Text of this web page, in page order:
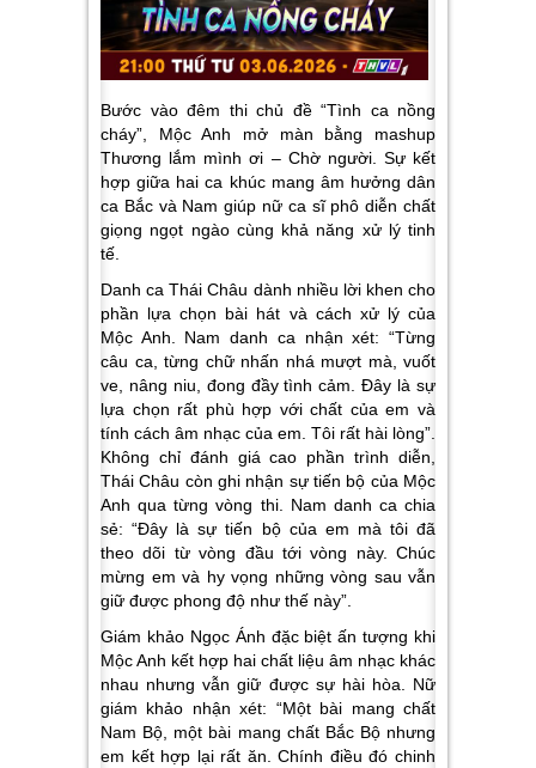
Bước vào đêm thi chủ đề “Tình ca nồng
cháy”, Mộc Anh mở màn bằng mashup
Thương lắm mình ơi – Chờ người. Sự kết
hợp giữa hai ca khúc mang âm hưởng dân
ca Bắc và Nam giúp nữ ca sĩ phô diễn chất
giọng ngọt ngào cùng khả năng xử lý tinh
tế.
Danh ca Thái Châu dành nhiều lời khen cho
phần lựa chọn bài hát và cách xử lý của
Mộc Anh. Nam danh ca nhận xét: “Từng
câu ca, từng chữ nhấn nhá mượt mà, vuốt
ve, nâng niu, đong đầy tình cảm. Đây là sự
lựa chọn rất phù hợp với chất của em và
tính cách âm nhạc của em. Tôi rất hài lòng”.
Không chỉ đánh giá cao phần trình diễn,
Thái Châu còn ghi nhận sự tiến bộ của Mộc
Anh qua từng vòng thi. Nam danh ca chia
sẻ: “Đây là sự tiến bộ của em mà tôi đã
theo dõi từ vòng đầu tới vòng này. Chúc
mừng em và hy vọng những vòng sau vẫn
giữ được phong độ như thế này”.
Giám khảo Ngọc Ánh đặc biệt ấn tượng khi
Mộc Anh kết hợp hai chất liệu âm nhạc khác
nhau nhưng vẫn giữ được sự hài hòa. Nữ
giám khảo nhận xét: “Một bài mang chất
Nam Bộ, một bài mang chất Bắc Bộ nhưng
em kết hợp lại rất ăn. Chính điều đó chinh